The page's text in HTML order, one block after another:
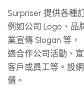
Surpriser 提供各種
例如公司 Logo、品
業宣傳 Slogan 等，
適合作公司活動、
客戶或員工等。設
價。